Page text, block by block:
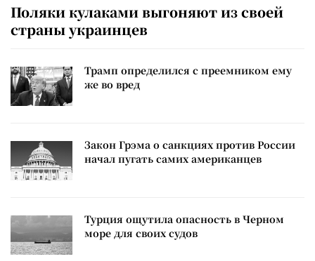
Поляки кулаками выгоняют из своей
страны украинцев
Трамп определился с преемником ему
же во вред
Закон Грэма о санкциях против России
начал пугать самих американцев
Турция ощутила опасность в Черном
море для своих судов